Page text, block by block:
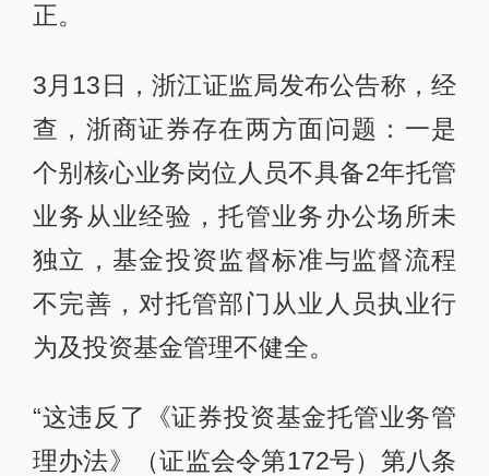
正。
3月13日，浙江证监局发布公告称，经
查，浙商证券存在两方面问题：一是
个别核心业务岗位人员不具备2年托管
业务从业经验，托管业务办公场所未
独立，基金投资监督标准与监督流程
不完善，对托管部门从业人员执业行
为及投资基金管理不健全。
“这违反了《证券投资基金托管业务管
理办法》（证监会令第172号）第八条